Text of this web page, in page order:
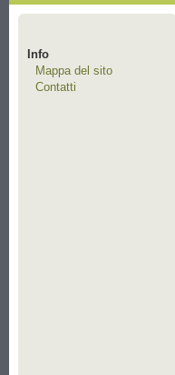
Info
Mappa del sito
Contatti